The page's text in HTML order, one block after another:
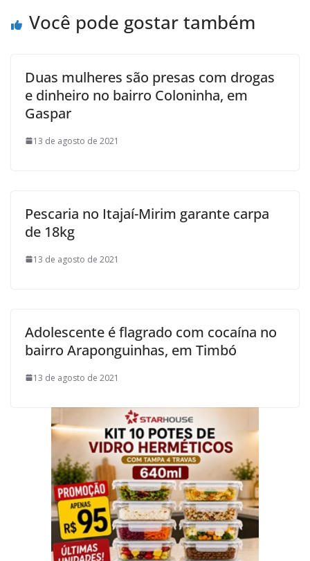
Você pode gostar também
Duas mulheres são presas com drogas
e dinheiro no bairro Coloninha, em
Gaspar
13 de agosto de 2021
Pescaria no Itajaí-Mirim garante carpa
de 18kg
13 de agosto de 2021
Adolescente é flagrado com cocaína no
bairro Araponguinhas, em Timbó
13 de agosto de 2021